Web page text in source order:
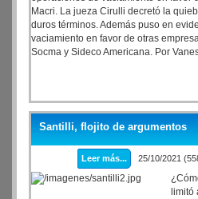
Macri. La jueza Cirulli decretó la
duros términos. Además puso en
vaciamiento en favor de otras
Socma y Sideco Americana. Por
Santilli, flojito de argumentos
Leer más... 25/10/2021
limitó